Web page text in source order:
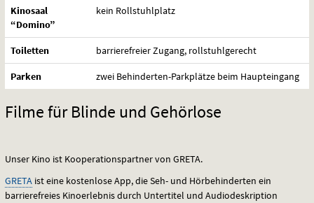
Kinosaal
“Domino”
kein Rollstuhlplatz
Toiletten barrierefreier Zugang, rollstuhlgerecht
Parken zwei Behinderten-Parkplätze beim Haupteingang
Filme für Blinde und Gehörlose
Unser Kino ist Kooperationspartner von GRETA.
GRETA ist eine kostenlose App, die Seh- und Hörbehinderten ein
barrierefreies Kinoerlebnis durch Untertitel und Audiodeskription